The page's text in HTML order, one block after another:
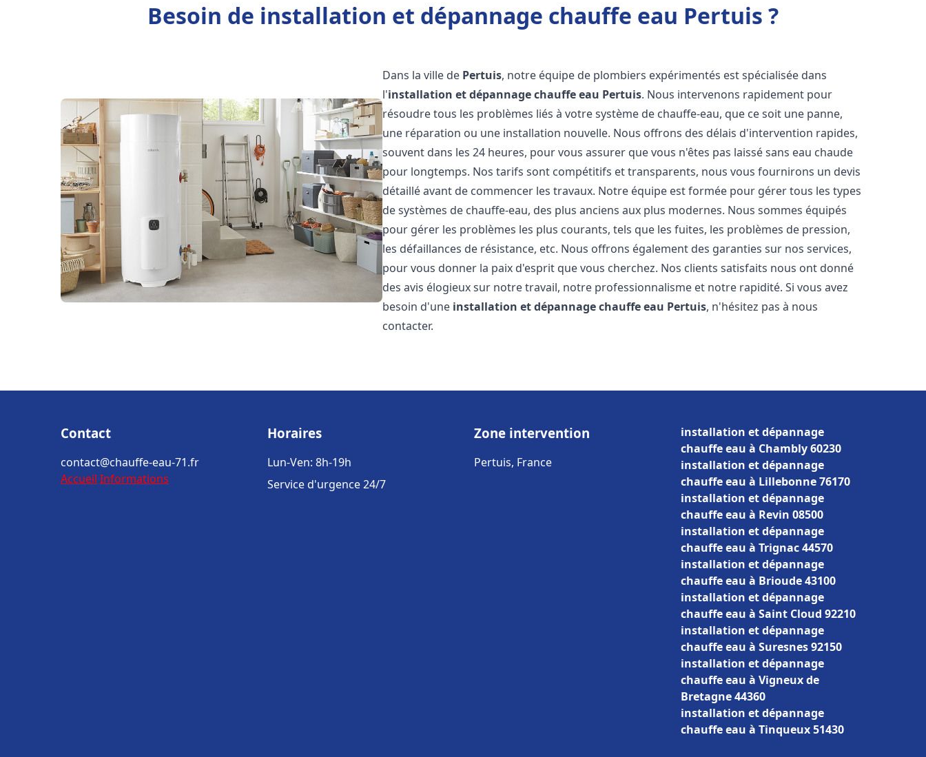
Besoin de installation et dépannage chauffe eau Pertuis ?
Dans la ville de Pertuis, notre équipe de plombiers expérimentés est spécialisée dans
l'installation et dépannage chauffe eau Pertuis. Nous intervenons rapidement pour
résoudre tous les problèmes liés à votre système de chauffe-eau, que ce soit une panne,
une réparation ou une installation nouvelle. Nous offrons des délais d'intervention rapides,
souvent dans les 24 heures, pour vous assurer que vous n'êtes pas laissé sans eau chaude
pour longtemps. Nos tarifs sont compétitifs et transparents, nous vous fournirons un devis
détaillé avant de commencer les travaux. Notre équipe est formée pour gérer tous les types
de systèmes de chauffe-eau, des plus anciens aux plus modernes. Nous sommes équipés
pour gérer les problèmes les plus courants, tels que les fuites, les problèmes de pression,
les défaillances de résistance, etc. Nous offrons également des garanties sur nos services,
pour vous donner la paix d'esprit que vous cherchez. Nos clients satisfaits nous ont donné
des avis élogieux sur notre travail, notre professionnalisme et notre rapidité. Si vous avez
besoin d'une installation et dépannage chauffe eau Pertuis, n'hésitez pas à nous
contacter.
Contact
contact@chauffe-eau-71.fr
Accueil Informations
Horaires
Lun-Ven: 8h-19h
Service d'urgence 24/7
Zone intervention
Pertuis, France
installation et dépannage
chauffe eau à Chambly 60230
installation et dépannage
chauffe eau à Lillebonne 76170
installation et dépannage
chauffe eau à Revin 08500
installation et dépannage
chauffe eau à Trignac 44570
installation et dépannage
chauffe eau à Brioude 43100
installation et dépannage
chauffe eau à Saint Cloud 92210
installation et dépannage
chauffe eau à Suresnes 92150
installation et dépannage
chauffe eau à Vigneux de
Bretagne 44360
installation et dépannage
chauffe eau à Tinqueux 51430